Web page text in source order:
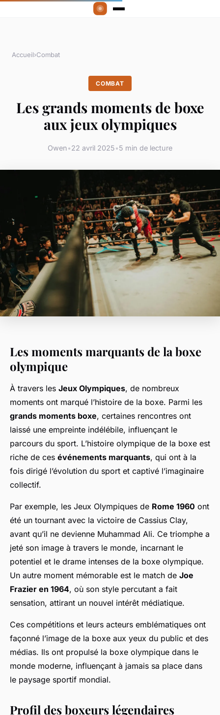
Accueil›Combat
COMBAT
Les grands moments de boxe
aux jeux olympiques
Owen•22 avril 2025•5 min de lecture
Les moments marquants de la boxe
olympique
À travers les Jeux Olympiques, de nombreux
moments ont marqué l’histoire de la boxe. Parmi les
grands moments boxe, certaines rencontres ont
laissé une empreinte indélébile, influençant le
parcours du sport. L’histoire olympique de la boxe est
riche de ces événements marquants, qui ont à la
fois dirigé l’évolution du sport et captivé l’imaginaire
collectif.
Par exemple, les Jeux Olympiques de Rome 1960 ont
été un tournant avec la victoire de Cassius Clay,
avant qu’il ne devienne Muhammad Ali. Ce triomphe a
jeté son image à travers le monde, incarnant le
potentiel et le drame intenses de la boxe olympique.
Un autre moment mémorable est le match de Joe
Frazier en 1964, où son style percutant a fait
sensation, attirant un nouvel intérêt médiatique.
Ces compétitions et leurs acteurs emblématiques ont
façonné l’image de la boxe aux yeux du public et des
médias. Ils ont propulsé la boxe olympique dans le
monde moderne, influençant à jamais sa place dans
le paysage sportif mondial.
Profil des boxeurs légendaires